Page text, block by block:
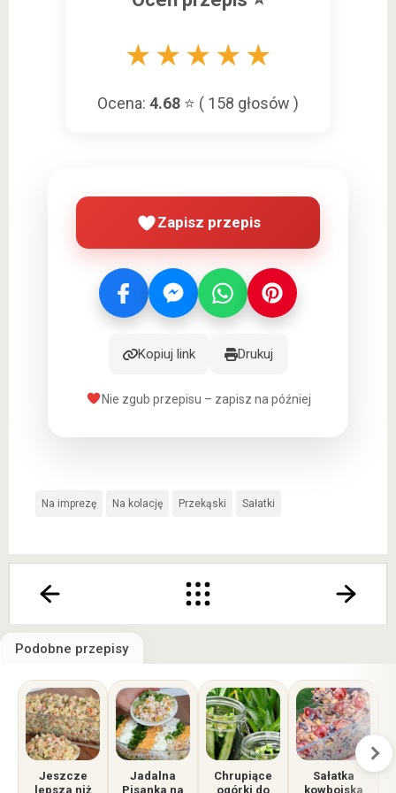
★ ★ ★ ★ ★
Ocena: 4.68 ⭐ ( 158 głosów )
Zapisz przepis
Kopiuj link Drukuj
Nie zgub przepisu – zapisz na później
Na imprezę Na kolację Przekąski Sałatki
Podobne przepisy
Jeszcze
lepsza niż
Jadalna
Pisanka na
Chrupiące
ogórki do
Sałatka
kowbojska